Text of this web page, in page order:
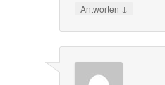
Antworten ↓